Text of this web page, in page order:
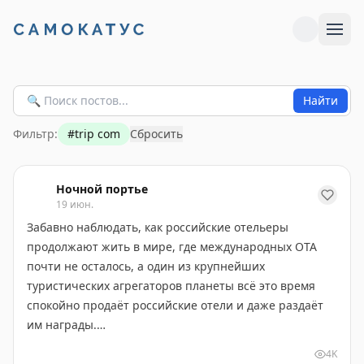
Найти
Фильтр: #trip com Сбросить
Ночной портье
19 июн.
Забавно наблюдать, как российские отельеры
продолжают жить в мире, где международных OTA
почти не осталось, а один из крупнейших
туристических агрегаторов планеты всё это время
спокойно продаёт российские отели и даже раздаёт
им награды.
4K